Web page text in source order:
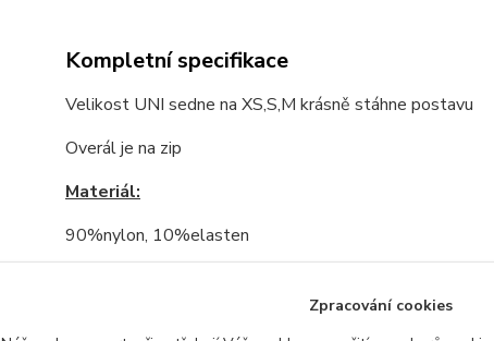
Kompletní specifikace
Velikost UNI sedne na XS,S,M krásně stáhne postavu
Overál je na zip
Materiál:
90%nylon, 10%elasten
Zpracování cookies